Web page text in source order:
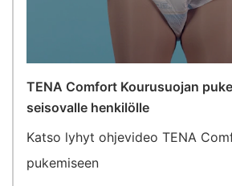
TENA Comfort Kourusuojan
seisovalle henkilölle
Katso lyhyt ohjevideo TENA
pukemiseen